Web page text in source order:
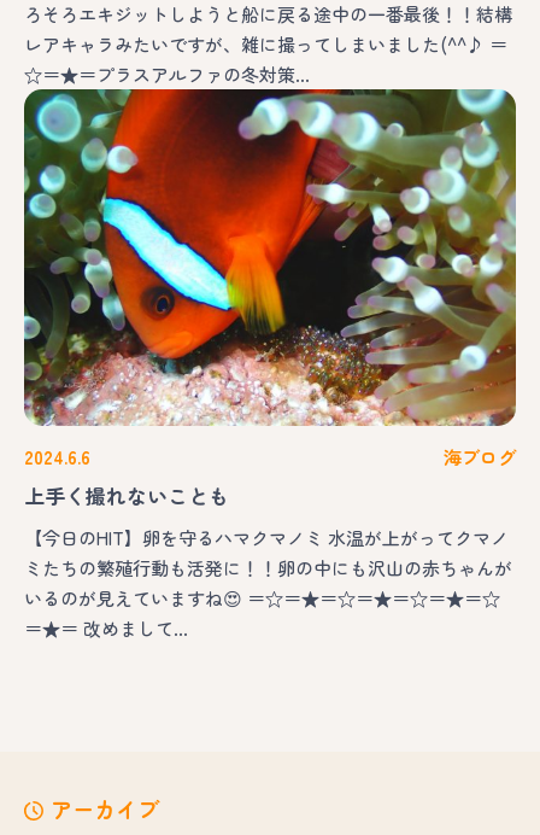
ろそろエキジットしようと船に戻る途中の一番最後！！結構
レアキャラみたいですが、雑に撮ってしまいました(^^♪ ＝
☆＝★＝プラスアルファの冬対策…
2024.6.6 海ブログ
上手く撮れないことも
【今日のHIT】卵を守るハマクマノミ 水温が上がってクマノ
ミたちの繁殖行動も活発に！！卵の中にも沢山の赤ちゃんが
いるのが見えていますね😍 ＝☆＝★＝☆＝★＝☆＝★＝☆
＝★＝ 改めまして…
アーカイブ